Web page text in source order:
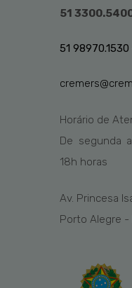
51
51 98970.1530
Horário de
De segunda
18h horas
Av. Princesa
Porto Alegre -